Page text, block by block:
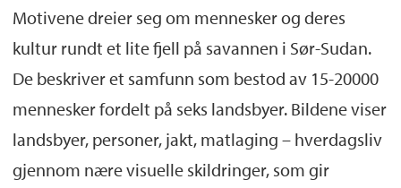
Motivene dreier seg om mennesker og deres
kultur rundt et lite fjell på savannen i Sør-Sudan.
De beskriver et samfunn som bestod av 15-20000
mennesker fordelt på seks landsbyer. Bildene viser
landsbyer, personer, jakt, matlaging – hverdagsliv
gjennom nære visuelle skildringer, som gir